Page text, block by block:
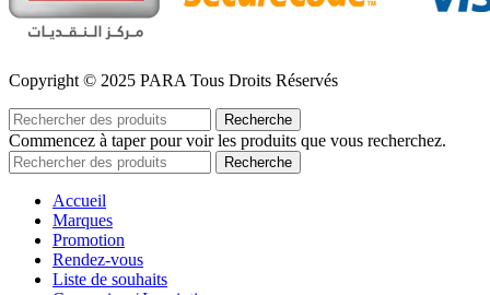
Copyright © 2025 PARA Tous Droits Réservés
Recherche
Commencez à taper pour voir les produits que vous recherchez.
Recherche
Accueil
Marques
Promotion
Rendez-vous
Liste de souhaits